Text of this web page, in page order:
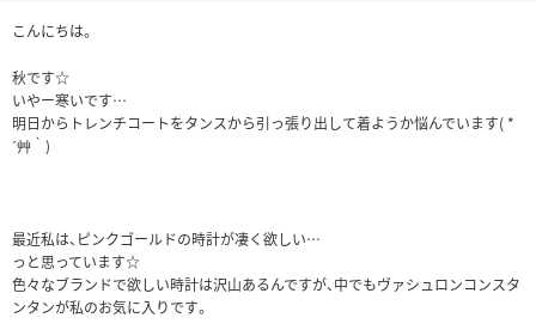
こんにちは。
秋です☆
いやー寒いです…
明日からトレンチコートをタンスから引っ張り出して着ようか悩んでいます( *
´艸｀)
最近私は、ピンクゴールドの時計が凄く欲しい…
っと思っています☆
色々なブランドで欲しい時計は沢山あるんですが、中でもヴァシュロンコンスタ
ンタンが私のお気に入りです。